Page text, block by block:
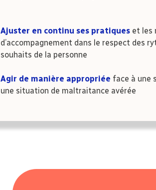
Ajuster en continu ses pratiques et les
d’accompagnement dans le respect des
souhaits de la personne
Agir de manière appropriée face à une
une situation de maltraitance avérée